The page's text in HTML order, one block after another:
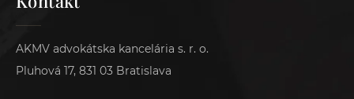
AKMV advokátska kancelária s. r. o.
Pluhová 17, 831 03 Bratislava